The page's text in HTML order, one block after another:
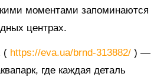
моментами запоминаются
центрах.
( https://eva.ua/brnd-313882/ ) —
где каждая деталь